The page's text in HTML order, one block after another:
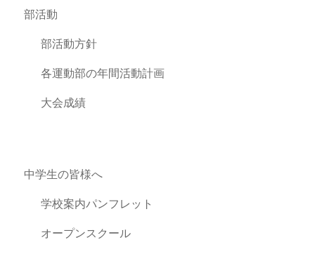
部活動
部活動方針
各運動部の年間活動計画
大会成績
中学生の皆様へ
学校案内パンフレット
オープンスクール